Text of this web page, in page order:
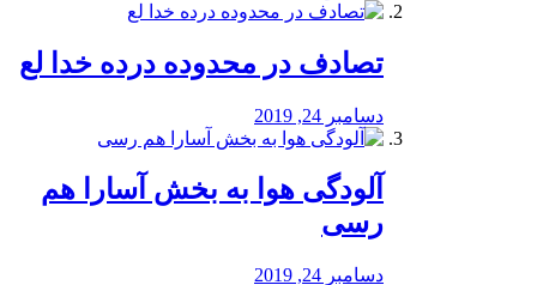
تصادف در محدوده درده خدا لع
دسامبر 24, 2019
آلودگی هوا به بخش آسارا هم
رسی
دسامبر 24, 2019